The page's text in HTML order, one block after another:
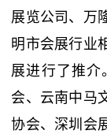
展览公司、万
明市会展行业
展进行了推介
会、云南中马
协会、深圳会